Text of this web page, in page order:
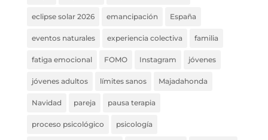
eclipse solar 2026 emancipación España
eventos naturales experiencia colectiva familia
fatiga emocional FOMO Instagram jóvenes
jóvenes adultos límites sanos Majadahonda
Navidad pareja pausa terapia
proceso psicológico psicología